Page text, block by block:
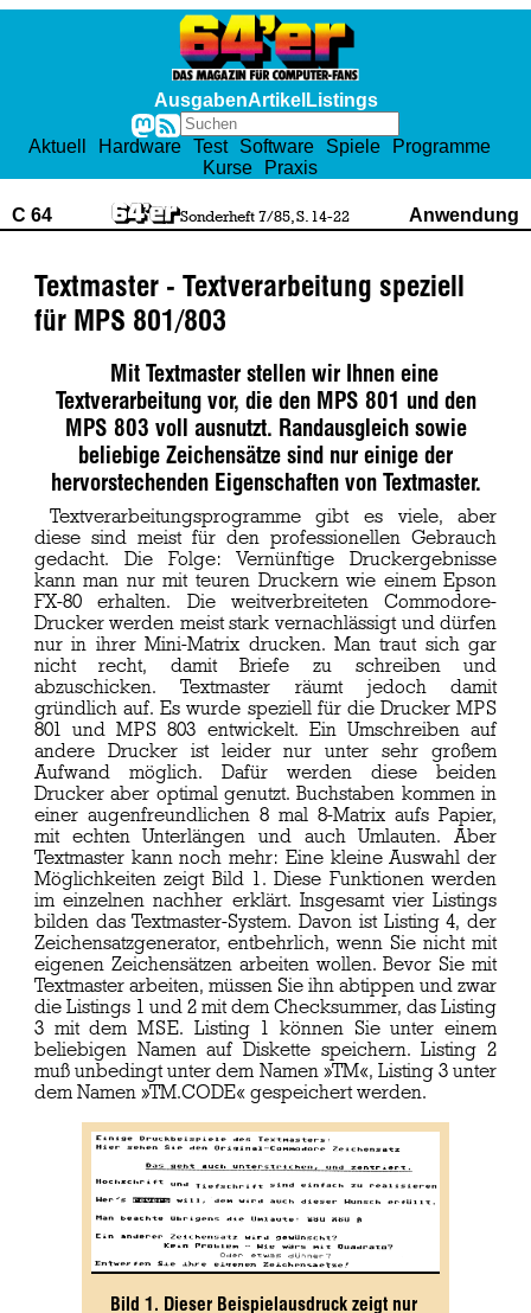
AusgabenArtikel Listings
Aktuell Hardware Test Software Spiele
Programme
Kurse
Praxis
C 64 Anwendung
Sonderheft 7/85, S. 14-22
Textmaster - Textverarbeitung speziell
für MPS 801/803
Mit Textmaster stellen wir Ihnen eine
Textverarbeitung vor, die den MPS 801 und den
MPS 803 voll ausnutzt. Randausgleich sowie
beliebige Zeichensätze sind nur einige der
hervorstechenden Eigenschaften von Textmaster.
Textverarbeitungsprogramme gibt es viele, aber
diese sind meist für den professionellen Gebrauch
gedacht. Die Folge: Vernünftige Druckergebnisse
kann man nur mit teuren Druckern wie einem Epson
FX-80 erhalten. Die weitverbreiteten Commodore-
Drucker werden meist stark vernachlässigt und dürfen
nur in ihrer Mini-Matrix drucken. Man traut sich gar
nicht recht, damit Briefe zu schreiben und
abzuschicken. Textmaster räumt jedoch damit
gründlich auf. Es wurde speziell für die Drucker MPS
801 und MPS 803 entwickelt. Ein Umschreiben auf
andere Drucker ist leider nur unter sehr großem
Aufwand möglich. Dafür werden diese beiden
Drucker aber optimal genutzt. Buchstaben kommen in
einer augenfreundlichen 8 mal 8-Matrix aufs Papier,
mit echten Unterlängen und auch Umlauten. Aber
Textmaster kann noch mehr: Eine kleine Auswahl der
Möglichkeiten zeigt Bild 1. Diese Funktionen werden
im einzelnen nachher erklärt. Insgesamt vier Listings
bilden das Textmaster-System. Davon ist Listing 4, der
Zeichensatzgenerator, entbehrlich, wenn Sie nicht mit
eigenen Zeichensätzen arbeiten wollen. Bevor Sie mit
Textmaster arbeiten, müssen Sie ihn abtippen und zwar
die Listings 1 und 2 mit dem Checksummer, das Listing
3 mit dem MSE. Listing 1 können Sie unter einem
beliebigen Namen auf Diskette speichern. Listing 2
muß unbedingt unter dem Namen »TM«, Listing 3 unter
dem Namen »TM.CODE« gespeichert werden.
Bild 1. Dieser Beispielausdruck zeigt nur